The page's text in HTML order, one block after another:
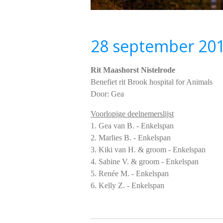
28 september
Rit Maashorst Nistelrode
Benefiet rit Brook hospital for Animals
Door: Gea
Voorlopige deelnemerslijst
1. Gea van B. - Enkelspan
2. Marlies B. - Enkelspan
3. Kiki van H. & groom - Enkelspan
4. Sabine V. & groom - Enkelspan
5. Renée M. - Enkelspan
6. Kelly Z. - Enkelspan